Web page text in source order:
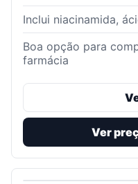
Inclui niacinamida,
Boa opção para
farmácia
Ver